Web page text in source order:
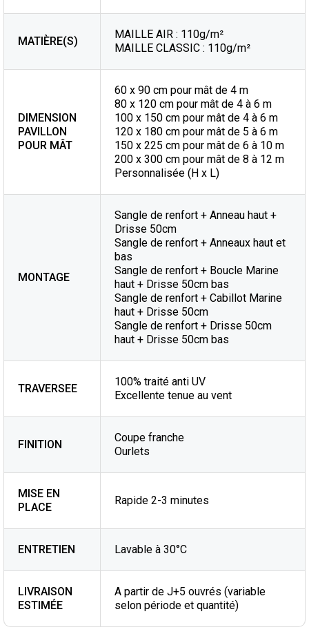
MATIÈRE(S)
MAILLE AIR : 110g/m²
MAILLE CLASSIC : 110g/m²
DIMENSION
PAVILLON
POUR MÂT
60 x 90 cm pour mât de 4 m
80 x 120 cm pour mât de 4 à 6 m
100 x 150 cm pour mât de 4 à 6 m
120 x 180 cm pour mât de 5 à 6 m
150 x 225 cm pour mât de 6 à 10 m
200 x 300 cm pour mât de 8 à 12 m
Personnalisée (H x L)
MONTAGE
Sangle de renfort + Anneau haut +
Drisse 50cm
Sangle de renfort + Anneaux haut et
bas
Sangle de renfort + Boucle Marine
haut + Drisse 50cm bas
Sangle de renfort + Cabillot Marine
haut + Drisse 50cm
Sangle de renfort + Drisse 50cm
haut + Drisse 50cm bas
TRAVERSEE
100% traité anti UV
Excellente tenue au vent
FINITION
Coupe franche
Ourlets
MISE EN
PLACE
Rapide 2-3 minutes
ENTRETIEN Lavable à 30°C
LIVRAISON
ESTIMÉE
A partir de J+5 ouvrés (variable
selon période et quantité)